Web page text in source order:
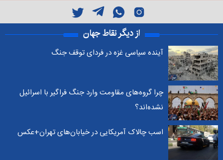
از دیگر نقاط جهان
آینده سیاسی غزه در فردای توقف جنگ
چرا گروه‌های مقاومت وارد جنگ فراگیر با اسرائیل
نشده‌اند؟
اسب چالاک آمریکایی در خیابان‌های تهران+عکس